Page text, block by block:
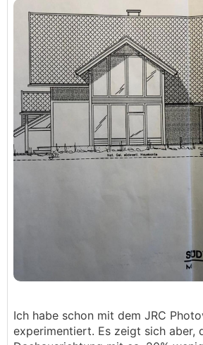
Ich habe schon mit dem JRC
experimentiert. Es zeigt sich aber,